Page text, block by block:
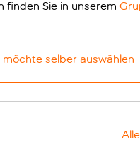
finden Sie in unserem
möchte selber auswählen